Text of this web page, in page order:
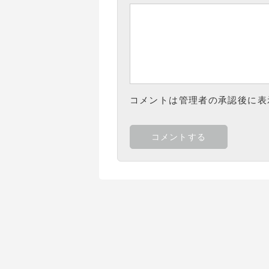
コメントは管理者の承認後に表